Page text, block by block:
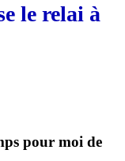
le relai à
pour moi de